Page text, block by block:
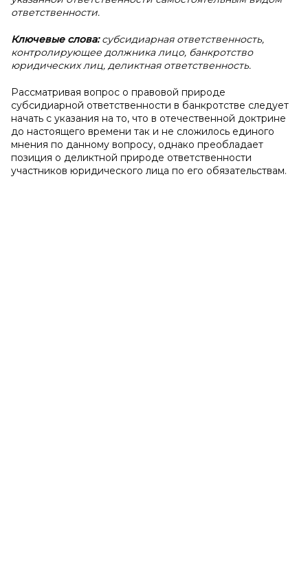
ответственности.
Ключевые слова:субсидиарная ответственность,
контролирующее должника лицо, банкротство
юридических лиц, деликтная ответственность.
Рассматривая вопрос о правовой природе
субсидиарной ответственности в банкротстве следует
начать с указания на то, что в отечественной доктрине
до настоящего времени так и не сложилось единого
мнения по данному вопросу, однако преобладает
позиция о деликтной природе ответственности
участников юридического лица по его обязательствам.